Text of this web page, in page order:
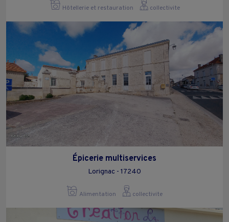
Hôtellerie et restauration collectivite
Épicerie multiservices
Lorignac - 17240
Alimentation collectivite